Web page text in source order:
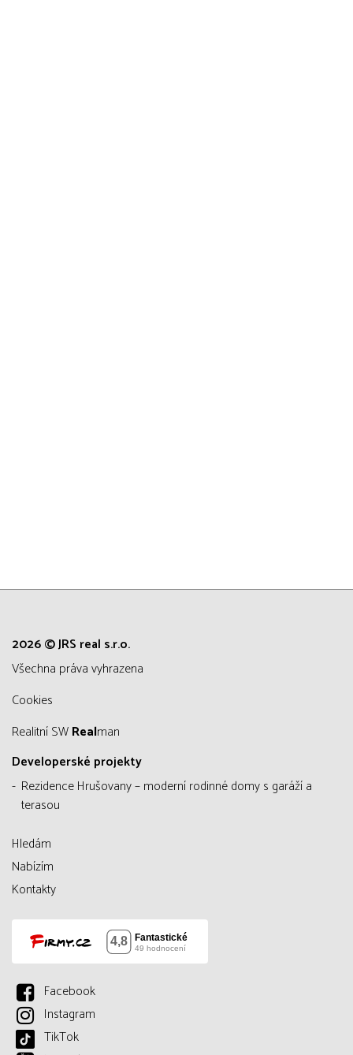
2026 © JRS real s.r.o.
všechna práva vyhrazena
Cookies
Realitní SWRealman
Developerské projekty
Rezidence Hrušovany – moderní rodinné domy s garáží a
terasou
Hledám
Nabízím
Kontakty
Facebook
Instagram
TikTok